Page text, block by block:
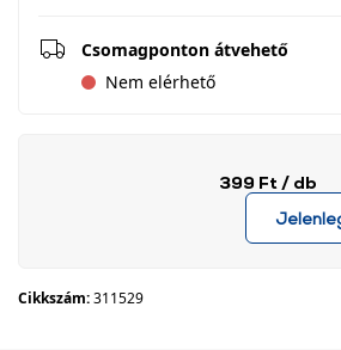
Csomagponton átvehető
Nem elérhető
399 Ft / db
Cikkszám:311529